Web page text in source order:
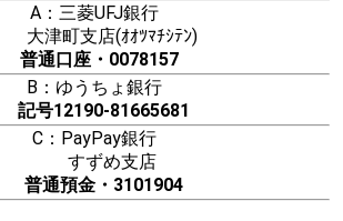
A：三菱UFJ銀行
大津町支店(ｵｵﾂﾏﾁｼﾃﾝ)
普通口座・0078157
B：ゆうちょ銀行
記号12190-81665681
C：PayPay銀行
すずめ支店
普通預金・3101904